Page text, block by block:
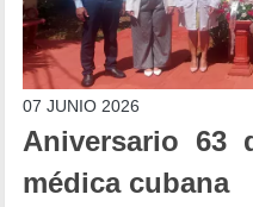
07 JUNIO 2026
Aniversario 63
médica cubana